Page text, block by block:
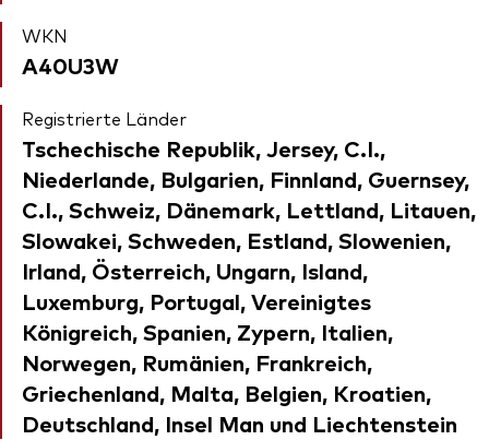
WKN
A40U3W
Registrierte Länder
Tschechische Republik, Jersey, C.I.,
Niederlande, Bulgarien, Finnland, Guernsey,
C.I., Schweiz, Dänemark, Lettland, Litauen,
Slowakei, Schweden, Estland, Slowenien,
Irland, Österreich, Ungarn, Island,
Luxemburg, Portugal, Vereinigtes
Königreich, Spanien, Zypern, Italien,
Norwegen, Rumänien, Frankreich,
Griechenland, Malta, Belgien, Kroatien,
Deutschland, Insel Man und Liechtenstein